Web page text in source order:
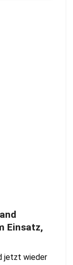
Einsatz,
jetzt wieder